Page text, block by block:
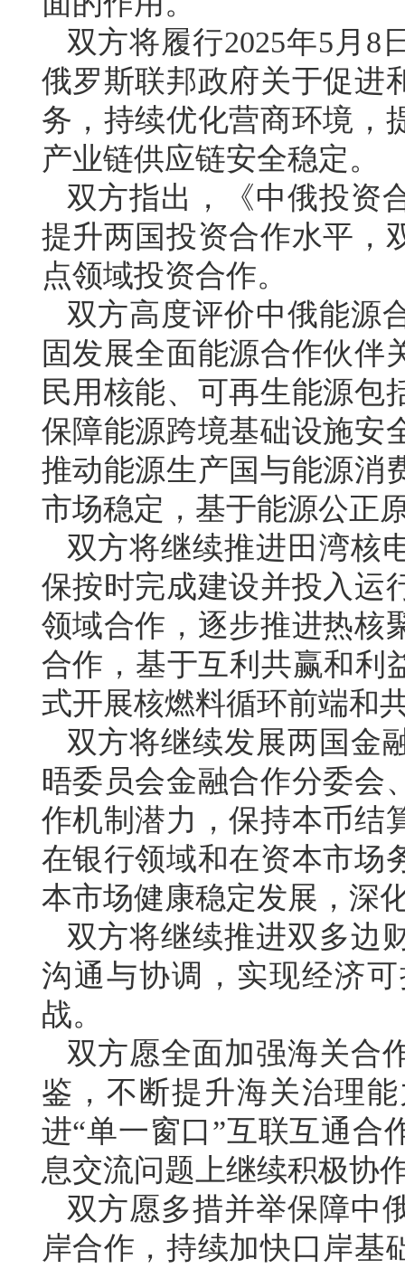
双方将履行2025年5月8
俄罗斯联邦政府关于促进
务，持续优化营商环境，
产业链供应链安全稳定。
双方指出，《中俄投资
提升两国投资合作水平，
点领域投资合作。
双方高度评价中俄能源
固发展全面能源合作伙伴
民用核能、可再生能源包
保障能源跨境基础设施安
推动能源生产国与能源消
市场稳定，基于能源公正
双方将继续推进田湾核
保按时完成建设并投入运
领域合作，逐步推进热核
合作，基于互利共赢和利
式开展核燃料循环前端和
双方将继续发展两国金
晤委员会金融合作分委会
作机制潜力，保持本币结
在银行领域和在资本市场
本市场健康稳定发展，深
双方将继续推进双多边
沟通与协调，实现经济
战。
双方愿全面加强海关合
鉴，不断提升海关治理
进“单一窗口”互联互通合
息交流问题上继续积极协
双方愿多措并举保障中
岸合作，持续加快口岸基